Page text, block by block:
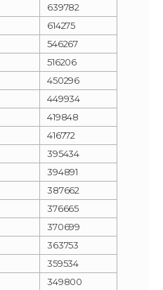
639782
614275
546267
516206
450296
449934
419848
416772
395434
394891
387662
376665
370699
363753
359534
349800